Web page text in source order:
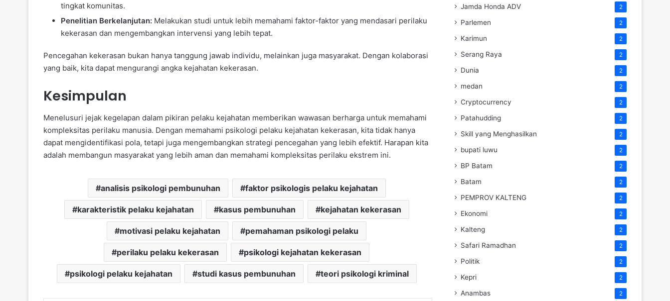
tingkat komunitas.
Penelitian Berkelanjutan: Melakukan studi untuk lebih memahami faktor-faktor yang mendasari perilaku
kekerasan dan mengembangkan intervensi yang lebih tepat.
Pencegahan kekerasan bukan hanya tanggung jawab individu, melainkan juga masyarakat. Dengan kolaborasi
yang baik, kita dapat mengurangi angka kejahatan kekerasan.
Kesimpulan
Menelusuri jejak kegelapan dalam pikiran pelaku kejahatan memberikan wawasan berharga untuk memahami
kompleksitas perilaku manusia. Dengan memahami psikologi pelaku kejahatan kekerasan, kita tidak hanya
dapat mengidentifikasi pola, tetapi juga mengembangkan strategi pencegahan yang lebih efektif. Harapan kita
adalah membangun masyarakat yang lebih aman dan memahami kompleksitas perilaku ekstrem ini.
analisis psikologi pembunuhan faktor psikologis pelaku kejahatan
karakteristik pelaku kejahatan kasus pembunuhan kejahatan kekerasan
motivasi pelaku kejahatan pemahaman psikologi pelaku
perilaku pelaku kekerasan psikologi kejahatan kekerasan
psikologi pelaku kejahatan studi kasus pembunuhan teori psikologi kriminal
Jamda Honda ADV 2
Parlemen 2
Karimun 2
Serang Raya 2
Dunia 2
medan 2
Cryptocurrency 2
Patahudding 2
Skill yang Menghasilkan 2
bupati luwu 2
BP Batam 2
Batam 2
PEMPROV KALTENG 2
Ekonomi 2
Kalteng 2
Safari Ramadhan 2
Politik 2
Kepri 2
Anambas 2